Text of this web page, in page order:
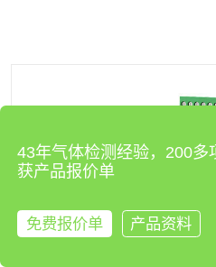
43年气体检测经验，200多
获产品报价单
免费报价单
产品资料
来电咨